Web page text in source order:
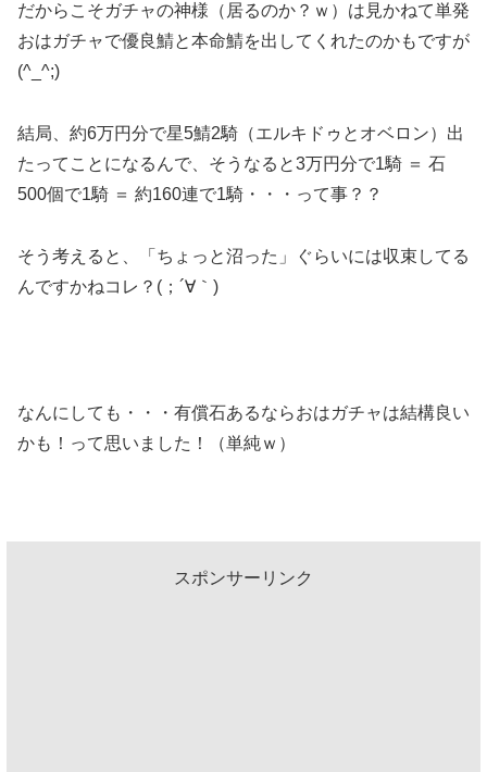
だからこそガチャの神様（居るのか？ｗ）は見かねて単発
おはガチャで優良鯖と本命鯖を出してくれたのかもですが
(^_^;)
結局、約6万円分で星5鯖2騎（エルキドゥとオベロン）出
たってことになるんで、そうなると3万円分で1騎 ＝ 石
500個で1騎 ＝ 約160連で1騎・・・って事？？
そう考えると、「ちょっと沼った」ぐらいには収束してる
んですかねコレ？(；´∀｀)
なんにしても・・・有償石あるならおはガチャは結構良い
かも！って思いました！（単純ｗ）
スポンサーリンク